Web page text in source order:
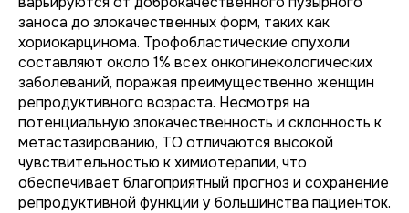
заноса до злокачественных форм, таких как
хориокарцинома. Трофобластические опухоли
составляют около 1% всех онкогинекологических
заболеваний, поражая преимущественно женщин
репродуктивного возраста. Несмотря на
потенциальную злокачественность и склонность к
метастазированию, ТО отличаются высокой
чувствительностью к химиотерапии, что
обеспечивает благоприятный прогноз и сохранение
репродуктивной функции у большинства пациенток.